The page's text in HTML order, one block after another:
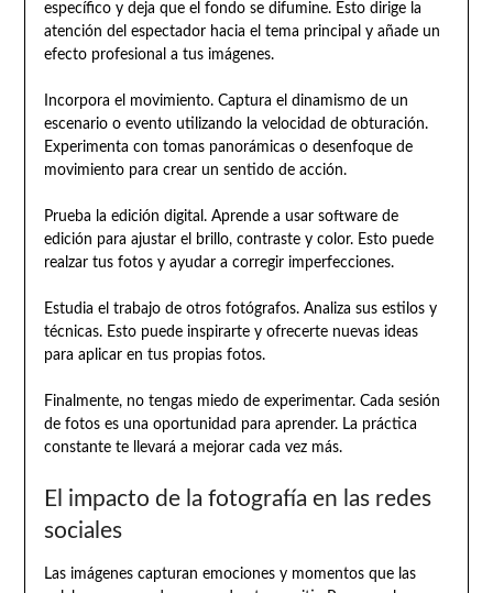
específico y deja que el fondo se difumine. Esto dirige la
atención del espectador hacia el tema principal y añade un
efecto profesional a tus imágenes.
Incorpora el movimiento. Captura el dinamismo de un
escenario o evento utilizando la velocidad de obturación.
Experimenta con tomas panorámicas o desenfoque de
movimiento para crear un sentido de acción.
Prueba la edición digital. Aprende a usar software de
edición para ajustar el brillo, contraste y color. Esto puede
realzar tus fotos y ayudar a corregir imperfecciones.
Estudia el trabajo de otros fotógrafos. Analiza sus estilos y
técnicas. Esto puede inspirarte y ofrecerte nuevas ideas
para aplicar en tus propias fotos.
Finalmente, no tengas miedo de experimentar. Cada sesión
de fotos es una oportunidad para aprender. La práctica
constante te llevará a mejorar cada vez más.
El impacto de la fotografía en las redes
sociales
Las imágenes capturan emociones y momentos que las